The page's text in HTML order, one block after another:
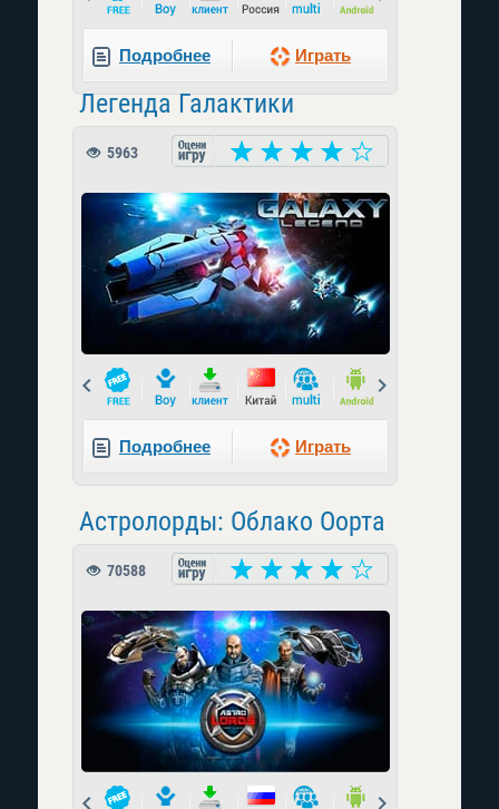
Подробнее Играть
Легенда Галактики
5963
Prev
Подробнее Играть
Астролорды: Облако Оорта
70588
Prev